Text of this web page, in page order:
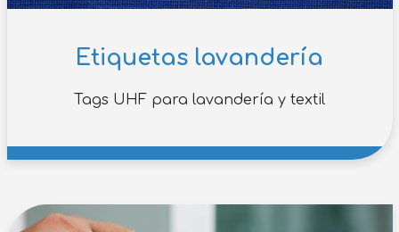
Etiquetas lavandería
Tags UHF para lavandería y textil